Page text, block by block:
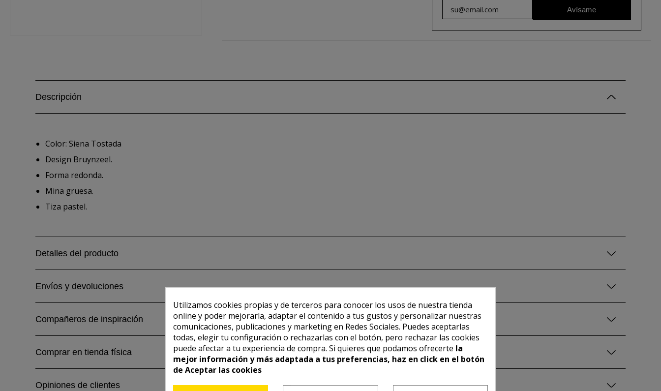
Avísame
Descripción
Color: Siena Tostada
Design Bruynzeel.
Forma redonda.
Mina gruesa.
Tiza pastel.
Detalles del producto
Envíos y devoluciones
Compañeros de inspiración
Comprar en tienda física
Opiniones de clientes
Utilizamos cookies propias y de terceros para conocer los usos de nuestra tienda
online y poder mejorarla, adaptar el contenido a tus gustos y personalizar nuestras
comunicaciones, publicaciones y marketing en Redes Sociales. Puedes aceptarlas
todas, elegir tu configuración o rechazarlas con el botón, pero rechazar las cookies
puede afectar a tu experiencia de compra. Si quieres que podamos ofrecerte la
mejor información y más adaptada a tus preferencias, haz en click en el botón
de Aceptar las cookies